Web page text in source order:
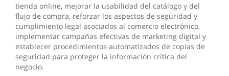
tienda online, mejorar la usabilidad del catálogo y del
flujo de compra, reforzar los aspectos de seguridad y
cumplimiento legal asociados al comercio electrónico,
implementar campañas efectivas de marketing digital y
establecer procedimientos automatizados de copias de
seguridad para proteger la información crítica del
negocio.